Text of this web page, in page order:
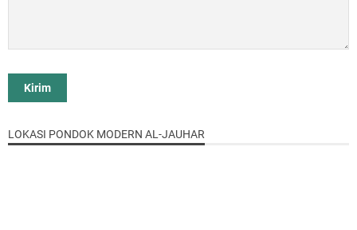
LOKASI PONDOK MODERN AL-JAUHAR